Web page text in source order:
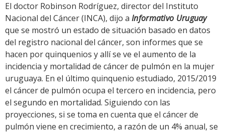
El doctor Robinson Rodríguez, director del Instituto
Nacional del Cáncer (INCA), dijo a Informativo Uruguay
que se mostró un estado de situación basado en datos
del registro nacional del cáncer, son informes que se
hacen por quinquenios y allí se ve el aumento de la
incidencia y mortalidad de cáncer de pulmón en la mujer
uruguaya. En el último quinquenio estudiado, 2015/2019
el cáncer de pulmón ocupa el tercero en incidencia, pero
el segundo en mortalidad. Siguiendo con las
proyecciones, si se toma en cuenta que el cáncer de
pulmón viene en crecimiento, a razón de un 4% anual, se